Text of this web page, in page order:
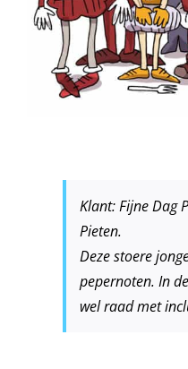
Klant: Fijne Dag
Pieten.
Deze stoere
pepernoten. In
wel raad met